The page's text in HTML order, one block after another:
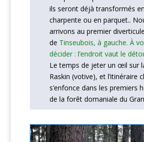
ils seront déjà transformés
charpente ou en parquet..
arrivons au premier
de Tinseubois, à gauche. À
décider : l’endroit vaut le
Le temps de jeter un œil sur
Raskin (votive), et l’itinéraire
s’enfonce dans les premiers
de la forêt domaniale du